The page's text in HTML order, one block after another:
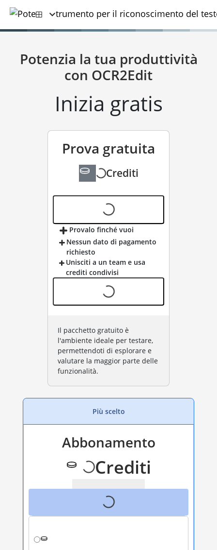
Potenzia la tua produttività
con OCR2Edit
Inizia gratis
Prova gratuita
Crediti
Provalo finché vuoi
Nessun dato di pagamento
richiesto
Unisciti a un team e usa
crediti condivisi
Il pacchetto gratuito è
l'ambiente ideale per testare,
permettendoti di esplorare e
valutare la maggior parte delle
funzionalità.
Più scelto
Abbonamento
Crediti